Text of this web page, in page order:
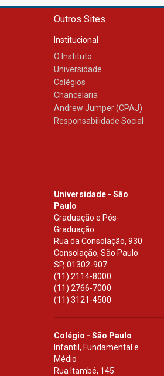
Outros Sites
Institucional
O Instituto
Universidade
Colégios
Chancelaria
Andrew Jumper (CPAJ)
Responsabilidade Social
Universidade - São
Paulo
Graduação e Pós-
Graduação
Rua da Consolação, 930
Consolação, São Paulo
SP, 01302-907
(11) 2114-8000
(11) 2766-7000
(11) 3121-4500
Colégio - São Paulo
Infantil, Fundamental e
Médio
Rua Itambé, 145